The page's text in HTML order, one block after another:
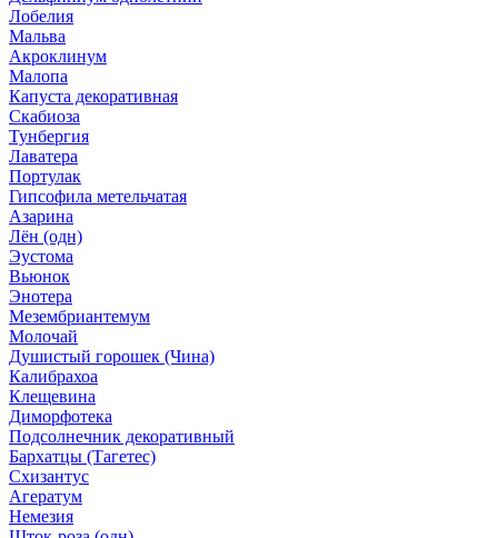
Лобелия
Мальва
Акроклинум
Малопа
Капуста декоративная
Скабиоза
Тунбергия
Лаватера
Портулак
Гипсофила метельчатая
Азарина
Лён (одн)
Эустома
Вьюнок
Энотера
Мезембриантемум
Молочай
Душистый горошек (Чина)
Калибрахоа
Клещевина
Диморфотека
Подсолнечник декоративный
Бархатцы (Тагетес)
Схизантус
Агератум
Немезия